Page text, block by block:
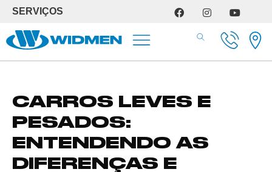
SERVIÇOS
CARROS LEVES E
PESADOS:
ENTENDENDO AS
DIFERENÇAS E